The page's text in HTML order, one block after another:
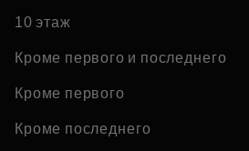
10 этаж
Кроме первого и последнего
Кроме первого
Кроме последнего